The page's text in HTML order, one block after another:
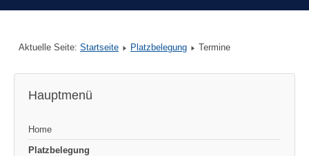
Aktuelle Seite: Startseite Platzbelegung Termine
Hauptmenü
Home
Platzbelegung